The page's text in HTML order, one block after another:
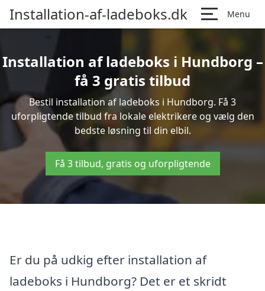
Installation-af-ladeboks.dk Menu
Installation af ladeboks i Hundborg –
få 3 gratis tilbud
Bestil installation af ladeboks i Hundborg. Få 3
uforpligtende tilbud fra lokale elektrikere og vælg den
bedste løsning til din elbil.
Få 3 tilbud, gratis og uforpligtende
Er du på udkig efter installation af
ladeboks i Hundborg? Det er et skridt